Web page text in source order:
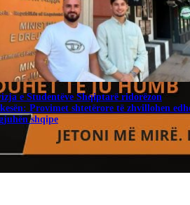
e Studentëve Shqiptarë ridorëzon
Provimet shtetërore të zhvillohen
shqipe